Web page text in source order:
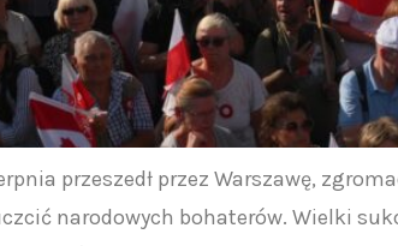
przeszedł przez Warszawę,
narodowych bohaterów. Wielki